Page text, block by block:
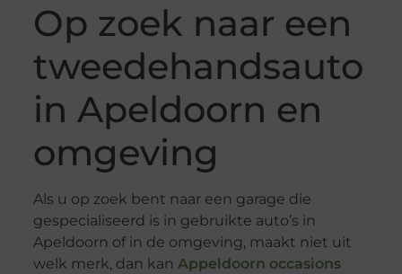
Op zoek naar een
tweedehandsauto
in Apeldoorn en
omgeving
Als u op zoek bent naar een garage die
gespecialiseerd is in gebruikte auto’s in
Apeldoorn of in de omgeving, maakt niet uit
welk merk, dan kan Appeldoorn occasions